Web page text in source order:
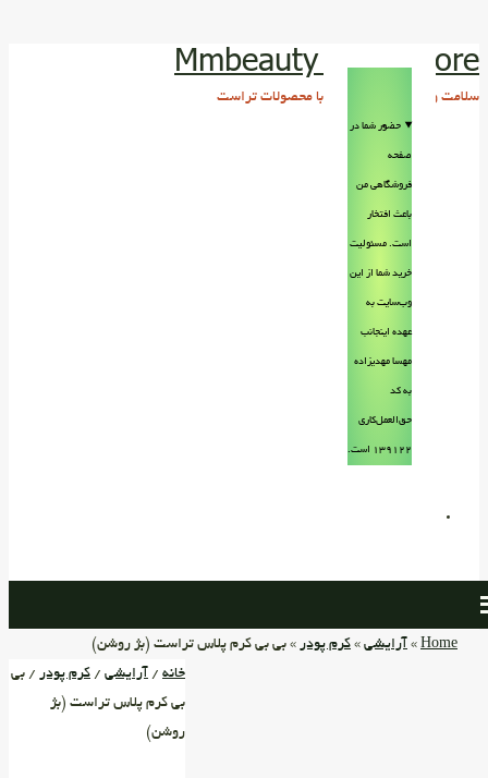
Mmbeauty Trust store
سلامت و زیبایی پوست و مو با محصولات تراست
حضور شما در
صفحه
فروشگاهی من
باعث افتخار
است. مسئولیت
خرید شما از این
وب‌سایت به
عهده اینجانب
مهسا مهدیزاده
به کد
حق‌العمل‌کاری
۱۳۹۱۲۲ است.
Home
» آرایشی » کرم پودر » بی بی کرم پلاس تراست (بژ روشن)
خانه / آرایشی / کرم پودر / بی
بی کرم پلاس تراست (بژ
روشن)